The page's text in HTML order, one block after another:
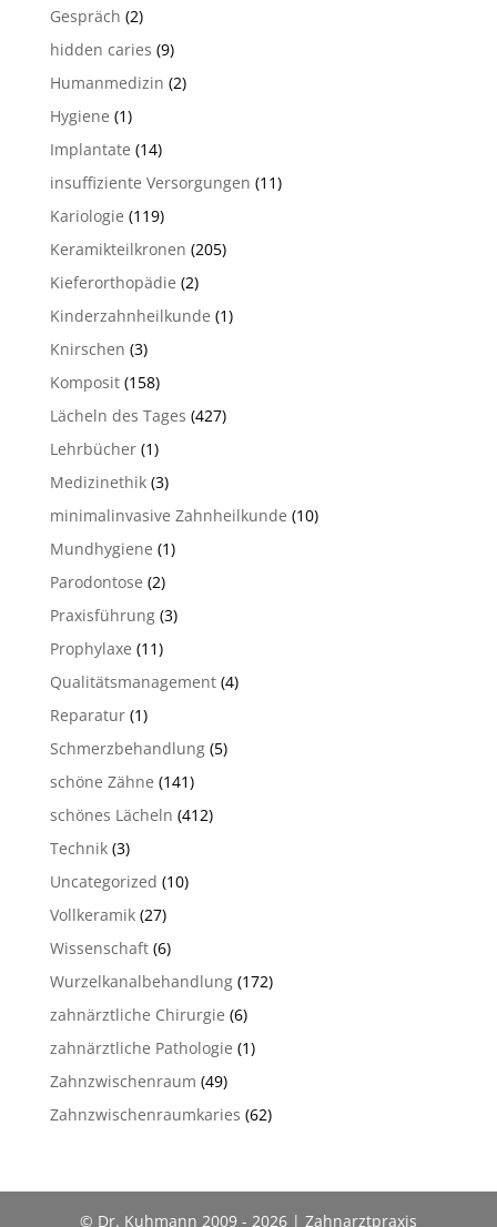
Gespräch (2)
hidden caries (9)
Humanmedizin (2)
Hygiene (1)
Implantate (14)
insuffiziente Versorgungen (11)
Kariologie (119)
Keramikteilkronen (205)
Kieferorthopädie (2)
Kinderzahnheilkunde (1)
Knirschen (3)
Komposit(158)
Lächeln des Tages (427)
Lehrbücher(1)
Medizinethik(3)
minimalinvasive Zahnheilkunde (10)
Mundhygiene (1)
Parodontose (2)
Praxisführung(3)
Prophylaxe (11)
Qualitätsmanagement(4)
Reparatur(1)
Schmerzbehandlung(5)
schöne Zähne (141)
schönes Lächeln (412)
Technik(3)
Uncategorized (10)
Vollkeramik(27)
Wissenschaft(6)
Wurzelkanalbehandlung(172)
zahnärztliche Chirurgie (6)
zahnärztliche Pathologie (1)
Zahnzwischenraum (49)
Zahnzwischenraumkaries (62)
© Dr. Kuhmann 2009 - 2026 | Zahnarztpraxis